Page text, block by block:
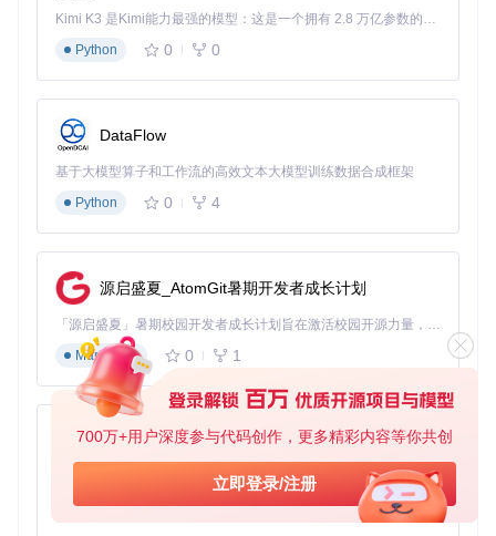
700万+用户深度参与代码创作，更多精彩内容等你共创
立即登录/注册
【注意】修改配置文件后需重启游戏及注入程序，所有配
置变更会在
settings.cpp的 save 函数中持久化保存。
决策树图示：功能选择路径
开始
├─ 选择战局类型
│  ├─ 单人战局 → 启用全部增强功能
│  └─ 公开战局 → 安全配置
│     ├─ 启用基础防护（推荐）
│     │  ├─ 网络消息过滤 [安全等级：★★★★☆]
│     │  └─ 崩溃防护 [安全等级：★★★★★]
│     └─ 高级防护选项
实施案例：在公开战局中，通过
_request.cpp实现的玩家加入验证功能，可以有效过滤恶意
连接请求。配置路径为
rk → Enable Join Request Validation。
风险边界：功能安全评估与适用场景
Kimi K3 是Kimi能力最强的模型：这是一个拥有 2.8 万亿参数的混合专家（MoE）模型，具备原生视觉理解能力，并支持 100 万 token 的上下文窗口。
Python
0 0
DataFlow
基于大模型算子和工作流的高效文本大模型训练数据合成框架
Python
0 4
源启盛夏_AtomGit暑期开发者成长计划
「源启盛夏」暑期校园开发者成长计划旨在激活校园开源力量，通过积分激励、认证扶持、资源倾斜等形式，引导高校组织和开发者完成「入驻 — 建项目 — 做贡献 — 获认证 — 得资源」的完整闭环。无论你是想带领社团入驻平台的组织者，还是希望用代码贡献证明自己的开发者，都能在这里找到属于你的成长路径。
Markdown
0 1
py-xiaozhi
基于Python的Xiaozhi AI，适用于想要完整Xiaozhi体验而无需拥有专用硬件的用户。
Python
0 1